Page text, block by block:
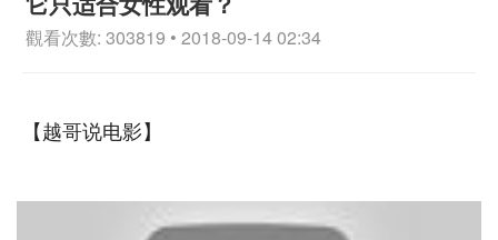
觀看次數: 303819 • 2018-09-14 02:34
【越哥说电影】